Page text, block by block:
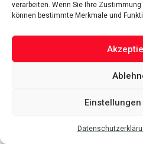
verarbeiten. Wenn Sie Ihre
können bestimmte Merkmale und
Welche steuerlichen
Wichtige steuerliche
der Steuerlast, die Nutzung
die Berücksichtigung von
Was sind nachhaltige
Investments?